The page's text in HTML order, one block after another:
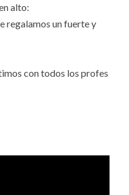
alto:
regalamos un fuerte y
con todos los profes